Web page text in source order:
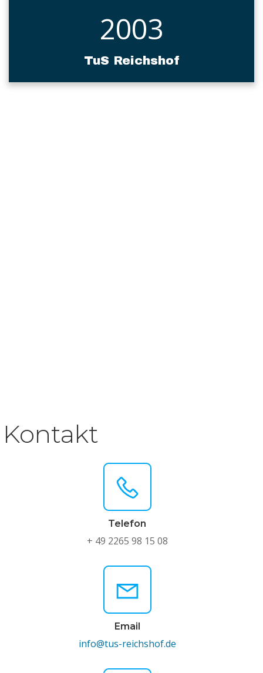
2003
TuS Reichshof
Kontakt
Telefon
+ 49 2265 98 15 08
Email
info@tus-reichshof.de